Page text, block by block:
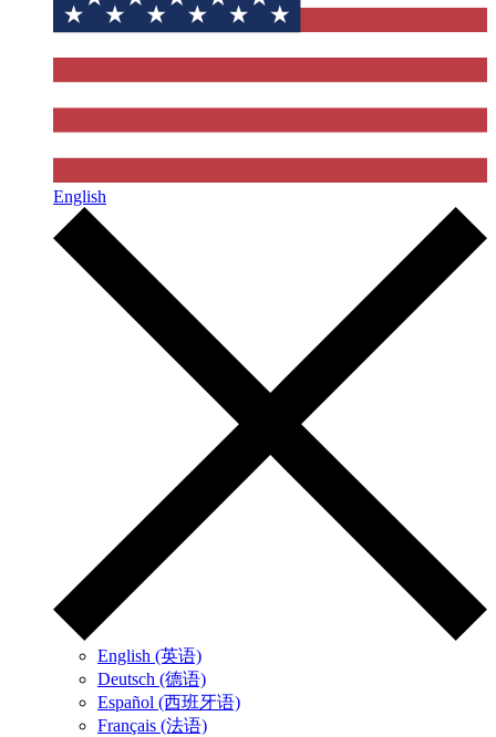
English
English (英语)
Deutsch (德语)
Español (西班牙语)
Français (法语)